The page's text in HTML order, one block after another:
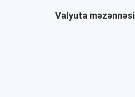
Valyuta məzənnəsi